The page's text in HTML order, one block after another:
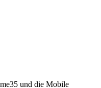
und die Mobile